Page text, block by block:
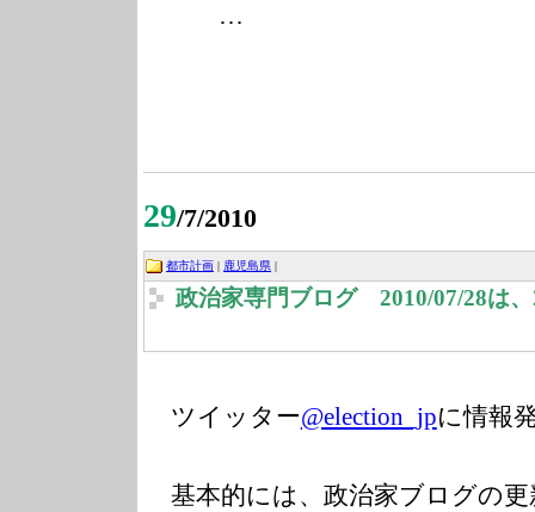
…
29/7/2010
都市計画 | 鹿児島県 |
政治家専門ブログ 2010/07/28は
ツイッター@election_jpに情報
基本的には、政治家ブログの